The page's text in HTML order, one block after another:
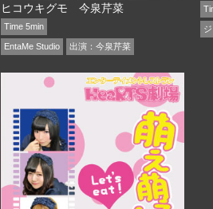
ヒコウキグモ 今泉芹菜
Time 5min
EntaMe Studio 出演： 今泉芹菜